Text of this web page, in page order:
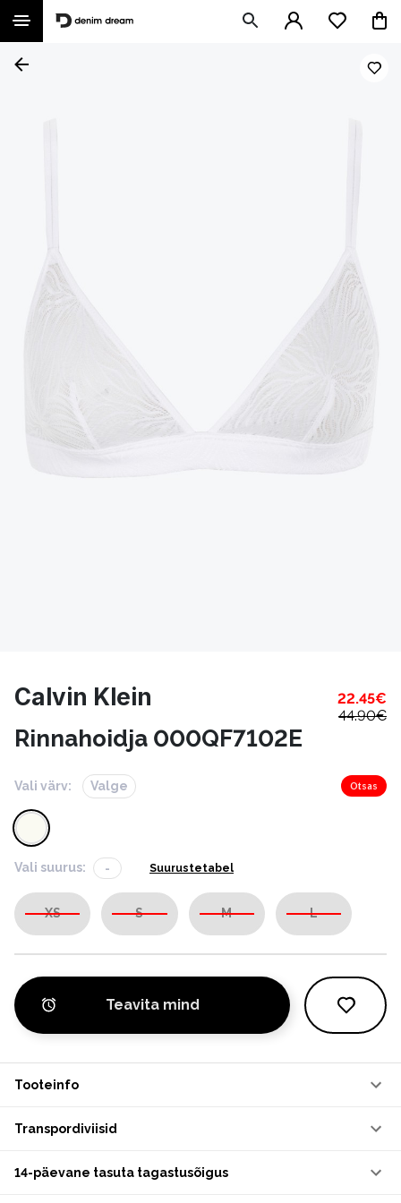
Calvin Klein 22.45€
44.90€
Rinnahoidja 000QF7102E
Vali värv: Valge Otsas
Vali suurus: - Suurustetabel
XS S M L
Teavita mind
Tooteinfo
Transpordiviisid
14-päevane tasuta tagastusõigus